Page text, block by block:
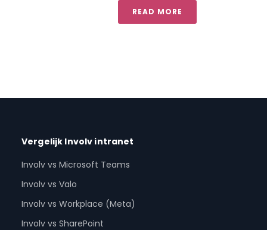
READ MORE
Vergelijk Involv intranet
Involv vs Microsoft Teams
Involv vs Valo
Involv vs Workplace (Meta)
Involv vs SharePoint